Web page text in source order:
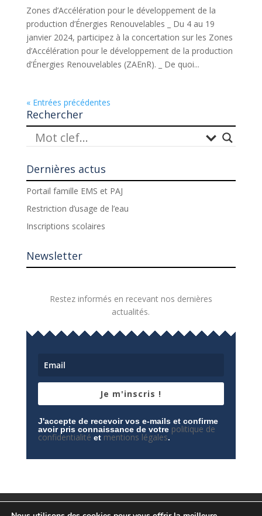
Zones d’Accélération pour le développement de la
production d’Énergies Renouvelables _ Du 4 au 19
janvier 2024, participez à la concertation sur les Zones
d’Accélération pour le développement de la production
d’Énergies Renouvelables (ZAEnR). _ De quoi...
« Entrées précédentes
Rechercher
Dernières actus
Portail famille EMS et PAJ
Restriction d’usage de l’eau
Inscriptions scolaires
Newsletter
Restez informés en recevant nos dernières
actualités.
Je m'inscris !
J'accepte de recevoir vos e-mails et confirme
avoir pris connaissance de votre politique de
confidentialité et mentions légales.